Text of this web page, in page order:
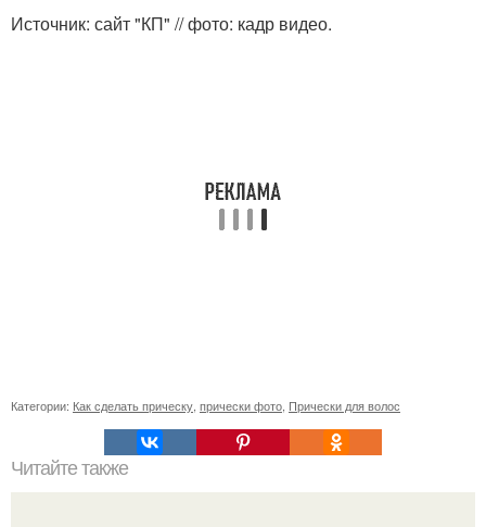
Источник: сайт "КП" // фото: кадр видео.
Категории: Как сделать прическу прически фото Прически для волос
Читайте также